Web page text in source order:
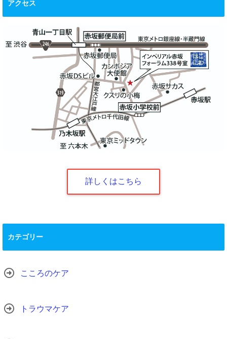
アクセス
詳しくはこちら
カテゴリー
こころのケア
トラウマケア